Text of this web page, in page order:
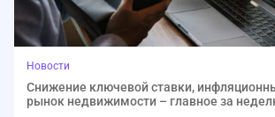
Новости
Снижение ключевой ставки,
рынок недвижимости – главное за